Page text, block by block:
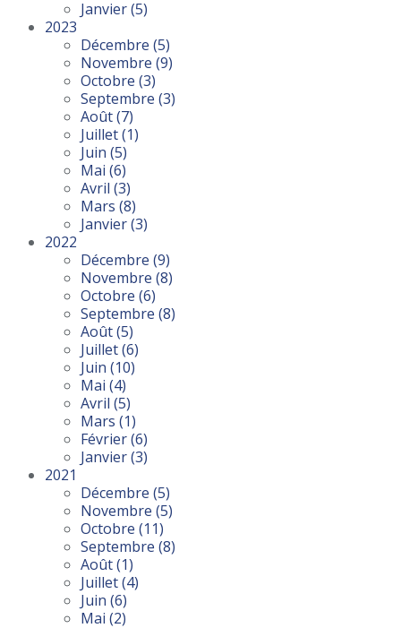
Janvier(5)
2023
Décembre (5)
Novembre (9)
Octobre (3)
Septembre (3)
Août(7)
Juillet(1)
Juin (5)
Mai (6)
Avril (3)
Mars (8)
Janvier(3)
2022
Décembre (9)
Novembre (8)
Octobre (6)
Septembre (8)
Août(5)
Juillet(6)
Juin (10)
Mai (4)
Avril (5)
Mars (1)
Février(6)
Janvier(3)
2021
Décembre (5)
Novembre (5)
Octobre (11)
Septembre (8)
Août(1)
Juillet(4)
Juin (6)
Mai (2)